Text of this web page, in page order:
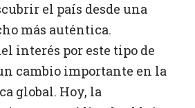
el país desde una
más auténtica.
interés por este tipo de
cambio importante en la
global. Hoy, la